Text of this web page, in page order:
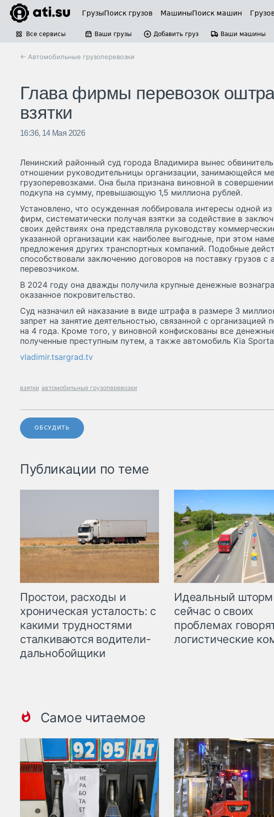
ГрузыПоиск грузов МашиныПоиск машин
Все сервисы Ваши грузы Добавить груз Ваши машины
← Автомобильные грузоперевозки
Глава фирмы перевозок
взятки
16:36, 14 Мая 2026
Ленинский районный суд города Владимира вынес
отношении руководительницы организации, занимающейся
грузоперевозками. Она была признана виновной в
подкупа на сумму, превышающую 1,5 миллиона рублей.
Установлено, что осужденная лоббировала интересы одной
фирм, систематически получая взятки за содействие в
своих действиях она представляла руководству
указанной организации как наиболее выгодные, при этом
предложения других транспортных компаний. Подобные
способствовали заключению договоров на поставку грузов
перевозчиком.
В 2024 году она дважды получила крупные денежные
оказанное покровительство.
Суд назначил ей наказание в виде штрафа в размере 3
запрет на занятие деятельностью, связанной с организацией
на 4 года. Кроме того, у виновной конфискованы все
полученные преступным путем, а также автомобиль Kia
vladimir.tsargrad.tv
взятки автомобильные грузоперевозки
ОБСУДИТЬ
Публикации по теме
Простои, расходы и
хроническая усталость: с
какими трудностями
сталкиваются водители-
дальнобойщики
Идеальный
сейчас о своих
проблемах
логистические
Самое читаемое